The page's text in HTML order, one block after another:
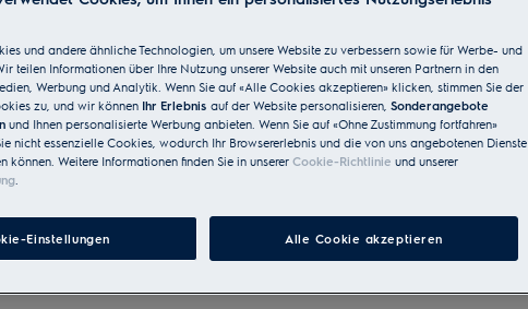
Küche und Ihre
die sowohl zu
und andere ähnliche Technologien, um unsere Website zu verbessern sowie für Werbe- und
teilen Informationen über Ihre Nutzung unserer Website auch mit unseren Partnern in den
Werbung und Analytik. Wenn Sie auf «Alle Cookies akzeptieren» klicken, stimmen Sie der
zu, und wir können Ihr Erlebnis auf der Website personalisieren, Sonderangebote
und Ihnen personalisierte Werbung anbieten. Wenn Sie auf «Ohne Zustimmung fortfahren»
nicht essenzielle Cookies, wodurch Ihr Browsererlebnis und die von uns angebotenen Dienste
können. Weitere Informationen finden Sie in unserer Cookie-Richtlinie und unserer
Einstellungen Alle Cookie akzeptieren